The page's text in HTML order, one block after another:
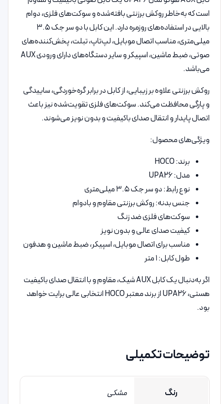
است که به‌خاطر روکش برزنتی بافته‌شده و سوکت‌های فلزی، دوام
بالایی در استفاده‌های روزمره دارد. این کابل با دو سر جک ۳.۵
میلی‌متری، مناسب اتصال موبایل، لپ‌تاپ، تبلت، پخش‌کننده‌های
صوتی، ضبط ماشین، اسپیکر و سایر دستگاه‌های دارای ورودی AUX
می‌باشد.
روکش برزنتی علاوه بر زیبایی، از کابل در برابر گره‌خوردگی، ساییدگی
و پارگی محافظت می‌کند. سوکت‌های فلزی تقویت‌شده نیز باعث
اتصال پایدار و انتقال صدای باکیفیت و بدون نویز می‌شوند.
ویژگی‌های محصول:
برند: HOCO
مدل: UPA26
نوع رابط: دو سر جک ۳.۵ میلی‌متری
جنس بدنه: روکش برزنتی مقاوم و بادوام
سوکت‌های فلزی ضد زنگ
کیفیت صدای عالی و بدون نویز
مناسب برای اتصال موبایل، اسپیکر، ضبط ماشین و هدفون
طول کابل: ۱ متر
اگر به‌دنبال یک کابل AUX شیک، مقاوم و با انتقال صدای باکیفیت
هستی، UPA26 از برند معتبر HOCO انتخابی عالی برایت خواهد
بود.
توضیحات تکمیلی
رنگ مشکی